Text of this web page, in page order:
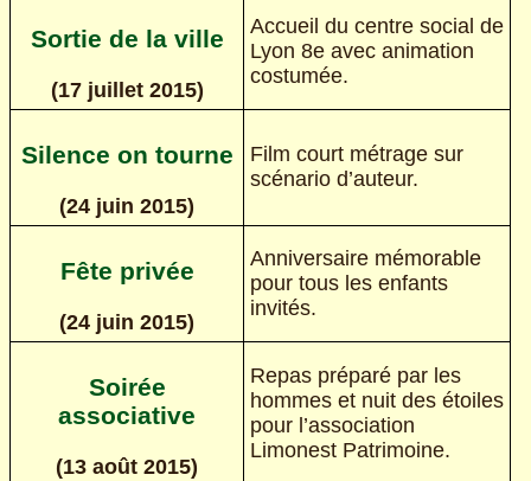
Sortie de la ville
(17 juillet 2015)
Accueil du centre social de
Lyon 8e avec animation
costumée.
Silence on tourne
(24 juin 2015)
Film court métrage sur
scénario d’auteur.
Fête privée
(24 juin 2015)
Anniversaire mémorable
pour tous les enfants
invités.
Soirée
associative
(13 août 2015)
Repas préparé par les
hommes et nuit des étoiles
pour l’association
Limonest Patrimoine.